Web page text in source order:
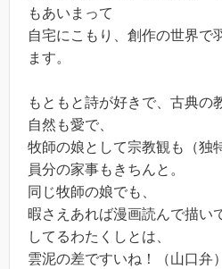
もあいまって
自宅にこもり、創作の世界で
ます。
もともと詩が好きで、古典の
自然も愛で、
牧師の娘として宗教観も（独
員分の家事もきちんと。
同じ牧師の娘でも、
暇さえあれば漫画読んで描い
してるわたくしとは、
雲泥の差ですいね！（山口弁）